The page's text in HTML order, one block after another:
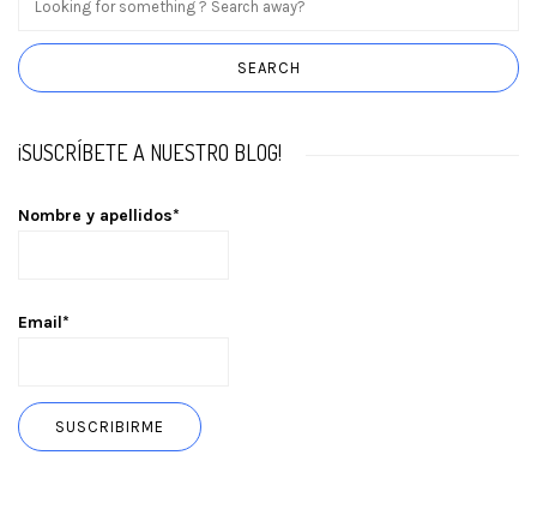
¡SUSCRÍBETE A NUESTRO BLOG!
Nombre y apellidos*
Email*